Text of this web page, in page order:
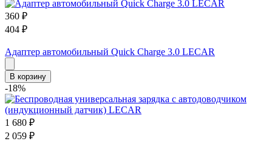
360 ₽
404 ₽
Адаптер автомобильный Quick Charge 3.0 LECAR
В корзину
-18%
1 680 ₽
2 059 ₽